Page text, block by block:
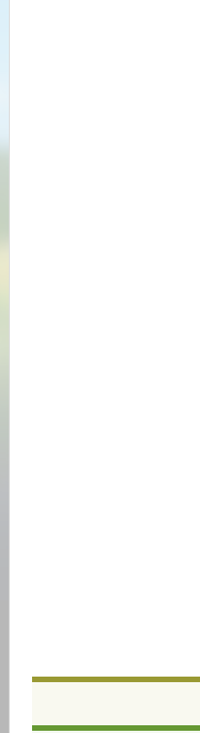
येथे क्लिक करा.
पाहण्यासाठी येथे क्लिक